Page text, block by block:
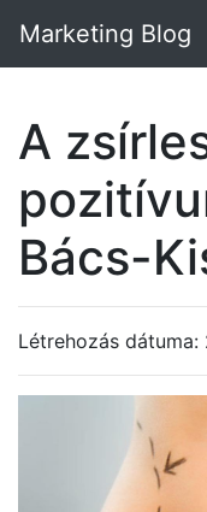
Marketing Blog
A
Bács-
Létrehozás